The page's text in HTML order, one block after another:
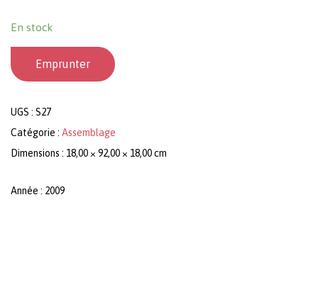
En stock
Emprunter
UGS : S27
Catégorie : Assemblage
Dimensions : 18,00 × 92,00 × 18,00 cm
Année : 2009